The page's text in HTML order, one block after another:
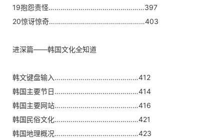
19抱怨责怪…………………………………………397
20惊讶惊奇…………………………………………403
进深篇——韩国文化全知道
韩文键盘输入……………………………………412
韩国主要节日……………………………………414
韩国主要网站……………………………………416
韩国民俗文化……………………………………421
韩国地理概况……………………………………423